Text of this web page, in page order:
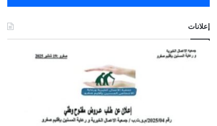
إعلانات